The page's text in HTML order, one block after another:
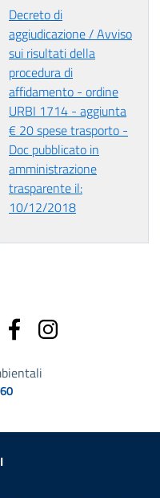
Decreto di
aggiudicazione / Avviso
sui risultati della
procedura di
affidamento - ordine
URBI 1714 - aggiunta
€ 20 spese trasporto -
Doc pubblicato in
amministrazione
trasparente il:
10/12/2018